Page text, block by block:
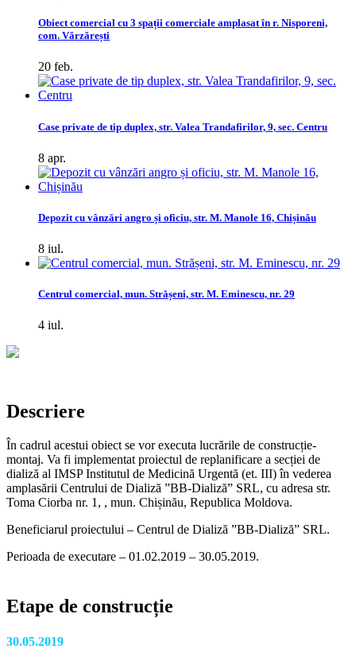
Obiect comercial cu 3 spații comerciale amplasat în r. Nisporeni,
com. Vărzărești
20 feb.
Case private de tip duplex, str. Valea Trandafirilor, 9, sec. Centru
8 apr.
Depozit cu vânzări angro și oficiu, str. M. Manole 16, Chișinău
8 iul.
Centrul comercial, mun. Strășeni, str. M. Eminescu, nr. 29
4 iul.
Descriere
În cadrul acestui obiect se vor executa lucrările de construcție-
montaj. Va fi implementat proiectul de replanificare a secției de
dializă al IMSP Institutul de Medicină Urgentă (et. III) în vederea
amplasării Centrului de Dializă ”BB-Dializă” SRL, cu adresa str.
Toma Ciorba nr. 1, , mun. Chișinău, Republica Moldova.
Beneficiarul proiectului – Centrul de Dializă ”BB-Dializă” SRL.
Perioada de executare – 01.02.2019 – 30.05.2019.
Etape de construcție
30.05.2019